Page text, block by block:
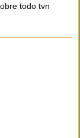
todo tvn